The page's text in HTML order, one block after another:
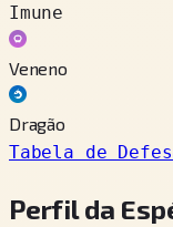
Imune
Veneno
Dragão
Tabela de
Perfil da